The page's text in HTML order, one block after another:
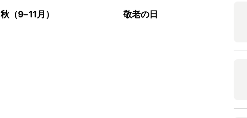
秋（9–11月） 敬老の日